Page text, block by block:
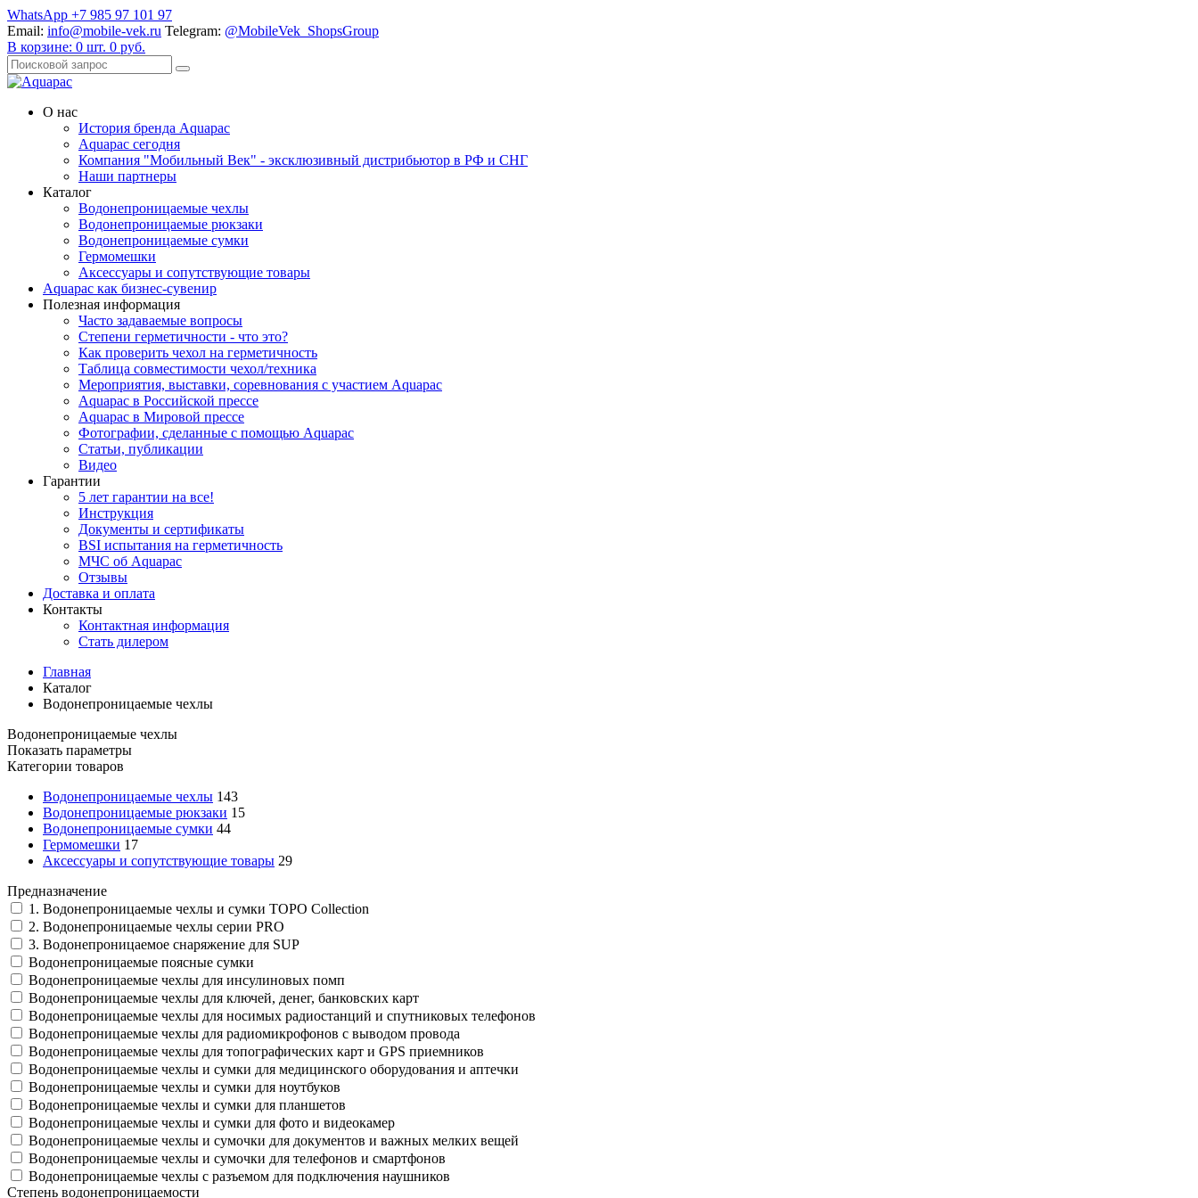
WhatsApp +7 985 97 101 97
Email: info@mobile-vek.ru Telegram: @MobileVek_ShopsGroup
В корзине: 0 шт. 0 руб.
О нас
История бренда Aquapac
Aquapac cегодня
Компания "Мобильный Век" - эксклюзивный дистрибьютор в РФ и СНГ
Наши партнеры
Каталог
Водонепроницаемые чехлы
Водонепроницаемые рюкзаки
Водонепроницаемые сумки
Гермомешки
Аксессуары и сопутствующие товары
Aquapac как бизнес-сувенир
Полезная информация
Часто задаваемые вопросы
Степени герметичности - что это?
Как проверить чехол на герметичность
Таблица совместимости чехол/техника
Мероприятия, выставки, соревнования с участием Aquapac
Aquapac в Российской прессе
Aquapac в Мировой прессе
Фотографии, сделанные с помощью Aquapac
Статьи, публикации
Видео
Гарантии
5 лет гарантии на все!
Инструкция
Документы и сертификаты
BSI испытания на герметичность
МЧС об Aquapac
Отзывы
Доставка и оплата
Контакты
Контактная информация
Стать дилером
Главная
Каталог
Водонепроницаемые чехлы
Водонепроницаемые чехлы
Показать параметры
Категории товаров
Водонепроницаемые чехлы 143
Водонепроницаемые рюкзаки 15
Водонепроницаемые сумки 44
Гермомешки 17
Аксессуары и сопутствующие товары 29
Предназначение
1. Водонепроницаемые чехлы и сумки TOPO Collection
2. Водонепроницаемые чехлы серии PRO
3. Водонепроницаемое снаряжение для SUP
Водонепроницаемые поясные сумки
Водонепроницаемые чехлы для инсулиновых помп
Водонепроницаемые чехлы для ключей, денег, банковских карт
Водонепроницаемые чехлы для носимых радиостанций и спутниковых телефонов
Водонепроницаемые чехлы для радиомикрофонов с выводом провода
Водонепроницаемые чехлы для топографических карт и GPS приемников
Водонепроницаемые чехлы и сумки для медицинского оборудования и аптечки
Водонепроницаемые чехлы и сумки для ноутбуков
Водонепроницаемые чехлы и сумки для планшетов
Водонепроницаемые чехлы и сумки для фото и видеокамер
Водонепроницаемые чехлы и сумочки для документов и важных мелких вещей
Водонепроницаемые чехлы и сумочки для телефонов и смартфонов
Водонепроницаемые чехлы с разъемом для подключения наушников
Степень водонепроницаемости